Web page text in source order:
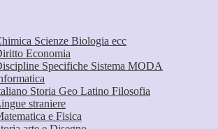
Scienze Biologia ecc
Economia
Specifiche Sistema MODA
Storia Geo Latino Filosofia
straniere
e Fisica